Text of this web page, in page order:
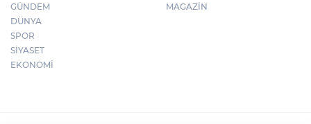
GÜNDEM
DÜNYA
SPOR
SİYASET
EKONOMİ
MAGAZİN